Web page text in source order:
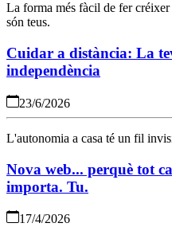
La forma més fàcil de fer
són teus.
Cuidar a distància: La
independència
23/6/2026
L'autonomia a casa té un fil
Nova web... perquè tot
importa. Tu.
17/4/2026